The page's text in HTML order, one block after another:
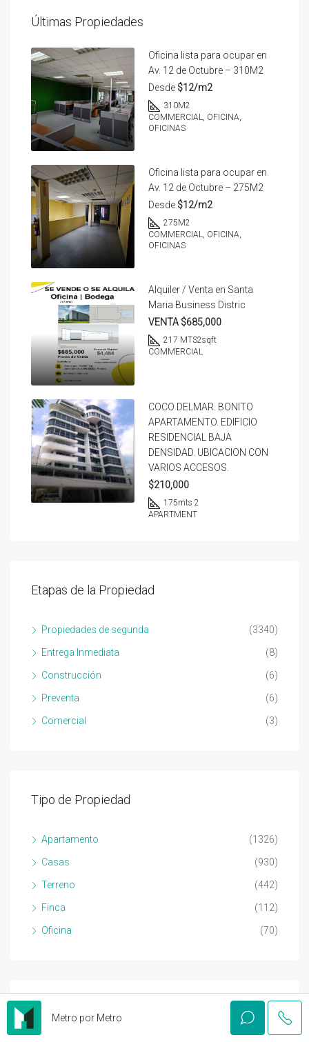
Últimas Propiedades
Oficina lista para ocupar en
Av. 12 de Octubre – 310M2
Desde $12/m2
310M2
COMMERCIAL, OFICINA,
OFICINAS
Oficina lista para ocupar en
Av. 12 de Octubre – 275M2
Desde $12/m2
275M2
COMMERCIAL, OFICINA,
OFICINAS
Alquiler / Venta en Santa
Maria Business Distric
VENTA $685,000
217 MTS2sqft
COMMERCIAL
COCO DELMAR. BONITO
APARTAMENTO. EDIFICIO
RESIDENCIAL BAJA
DENSIDAD. UBICACION CON
VARIOS ACCESOS.
$210,000
175mts 2
APARTMENT
Etapas de la Propiedad
Propiedades de segunda (3340)
Entrega Inmediata (8)
Construcción (6)
Preventa (6)
Comercial (3)
Tipo de Propiedad
Apartamento (1326)
Casas (930)
Terreno (442)
Finca (112)
Oficina (70)
Contáctenos
Metro por Metro